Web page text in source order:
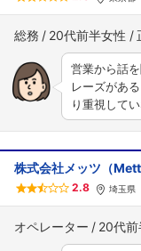
総務 20代前半女性
営業から話
レーズがあ
り重視して
株式会社メッツ（
2.8 埼玉県
オペレーター 20代前